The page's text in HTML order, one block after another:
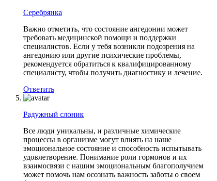
Серебрянка
Важно отметить, что состояние ангедонии может
требовать медицинской помощи и поддержки
специалистов. Если у тебя возникли подозрения на
ангедонию или другие психические проблемы,
рекомендуется обратиться к квалифицированному
специалисту, чтобы получить диагностику и лечение.
Ответить
Радужный слоник
Все люди уникальны, и различные химические
процессы в организме могут влиять на наше
эмоциональное состояние и способность испытывать
удовлетворение. Понимание роли гормонов и их
взаимосвязи с нашим эмоциональным благополучием
может помочь нам осознать важность заботы о своем